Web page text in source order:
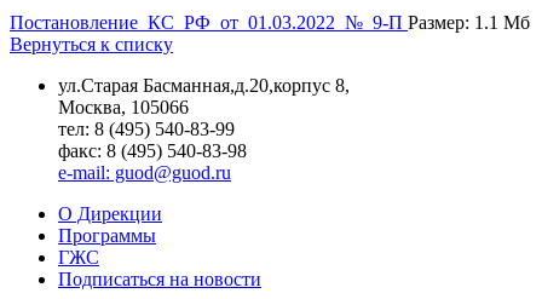
Постановление_КС_РФ_от_01.03.2022_№_9-П Размер: 1.1 Мб
Вернуться к списку
ул.Старая Басманная,д.20,корпус 8,
Москва, 105066
тел: 8 (495) 540-83-99
факс: 8 (495) 540-83-98
e-mail: guod@guod.ru
О Дирекции
Программы
ГЖС
Подписаться на новости